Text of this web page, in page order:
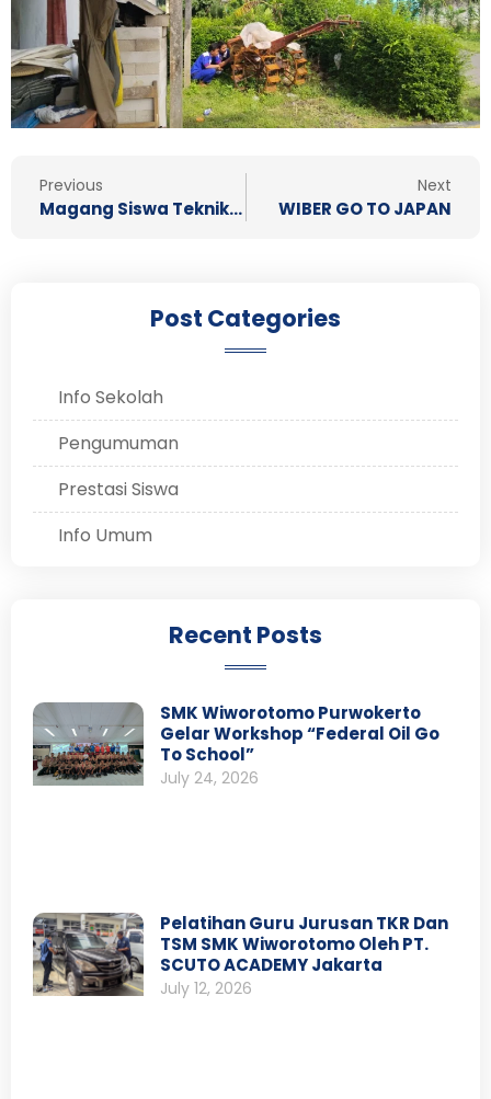
Prev
Previous
Magang Siswa Teknik Pemesinan 2024
Next
WIBER GO TO JAPAN
Post Categories
Info Sekolah
Pengumuman
Prestasi Siswa
Info Umum
Recent Posts
SMK Wiworotomo Purwokerto
Gelar Workshop “Federal Oil Go
To School”
July 24, 2026
Pelatihan Guru Jurusan TKR Dan
TSM SMK Wiworotomo Oleh PT.
SCUTO ACADEMY Jakarta
July 12, 2026